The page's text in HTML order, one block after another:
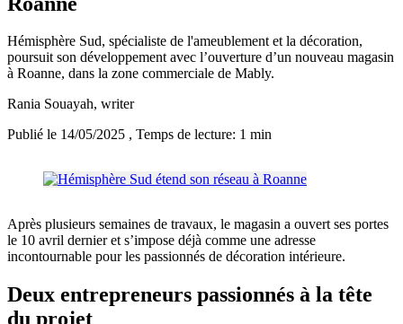
Hémisphère Sud, spécialiste de l'ameublement et la décoration,
poursuit son développement avec l’ouverture d’un nouveau magasin
à Roanne, dans la zone commerciale de Mably.
Rania Souayah, writer
Publié le 14/05/2025 , Temps de lecture: 1 min
Après plusieurs semaines de travaux, le magasin a ouvert ses portes
le 10 avril dernier et s’impose déjà comme une adresse
incontournable pour les passionnés de décoration intérieure.
Deux entrepreneurs passionnés à la tête
du projet